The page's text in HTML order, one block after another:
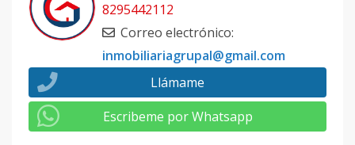
8295442112
Correo electrónico:
inmobiliariagrupal@gmail.com
Llámame
Escribeme por Whatsapp